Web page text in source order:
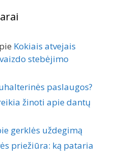
Kokiais atvejais
stebėjimo
paslaugos?
žinoti apie dantų
gerklės uždegimą
priežiūra: ką pataria